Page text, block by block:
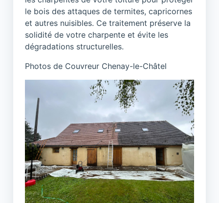
le bois des attaques de termites, capricornes
et autres nuisibles. Ce traitement préserve la
solidité de votre charpente et évite les
dégradations structurelles.
Photos de Couvreur Chenay-le-Châtel